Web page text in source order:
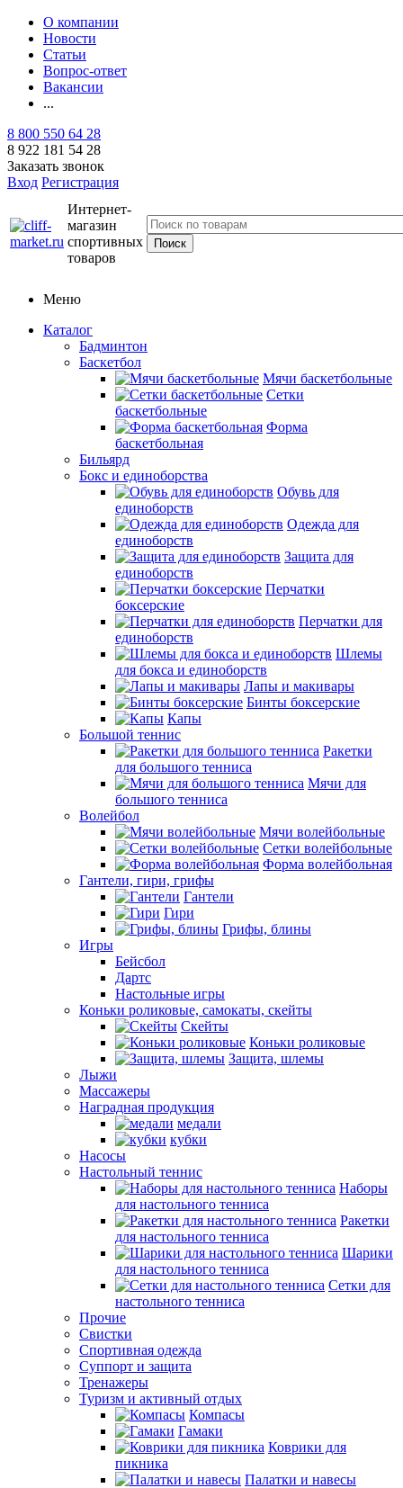
О компании
Новости
Статьи
Вопрос-ответ
Вакансии
...
8 800 550 64 28
8 922 181 54 28
Заказать звонок
Вход Регистрация
Интернет-
магазин
спортивных
товаров
Меню
Каталог
Бадминтон
Баскетбол
Мячи баскетбольные
Сетки
баскетбольные
Форма
баскетбольная
Бильярд
Бокс и единоборства
Обувь для
единоборств
Одежда для
единоборств
Защита для
единоборств
Перчатки
боксерские
Перчатки для
единоборств
Шлемы
для бокса и единоборств
Лапы и макивары
Бинты боксерские
Капы
Большой теннис
Ракетки
для большого тенниса
Мячи для
большого тенниса
Волейбол
Мячи волейбольные
Сетки волейбольные
Форма волейбольная
Гантели, гири, грифы
Гантели
Гири
Грифы, блины
Игры
Бейсбол
Дартс
Настольные игры
Коньки роликовые, самокаты, скейты
Скейты
Коньки роликовые
Защита, шлемы
Лыжи
Массажеры
Наградная продукция
медали
кубки
Насосы
Настольный теннис
Наборы
для настольного тенниса
Ракетки
для настольного тенниса
Шарики
для настольного тенниса
Сетки для
настольного тенниса
Прочие
Свистки
Спортивная одежда
Суппорт и защита
Тренажеры
Туризм и активный отдых
Компасы
Гамаки
Коврики для
пикника
Палатки и навесы